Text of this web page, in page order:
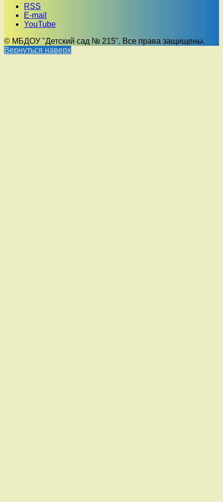
RSS
E-mail
YouTube
© МБДОУ "Детский сад № 215". Все права защищены.
Вернуться наверх